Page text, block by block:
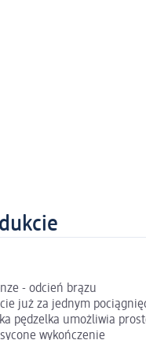
- odcień brązu
już za jednym
pędzelka umożliwia
wykończenie